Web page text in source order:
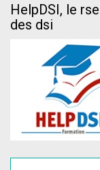
HelpDSI, le rse
des dsi